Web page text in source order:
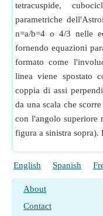
tetracuspide,
parametriche
n=a/b=4 o 4/3 nelle
fornendo equazioni
formato come
linea viene spostato
coppia di assi
da una scala che
con l'angolo superiore
figura a sinistra
English Spanish
About
Contact